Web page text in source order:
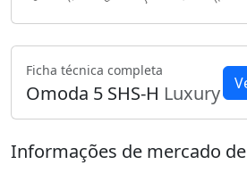
Ficha técnica completa
Omoda 5 SHS-H Luxury
Informações de mercado